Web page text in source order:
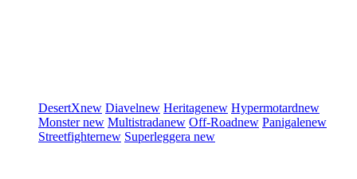
DesertXnew Diavelnew Heritagenew Hypermotardnew
Monsternew Multistradanew Off-Roadnew Panigalenew
Streetfighternew Superleggera new